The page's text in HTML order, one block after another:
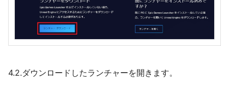
4.2.ダウンロードしたランチャーを開きます。